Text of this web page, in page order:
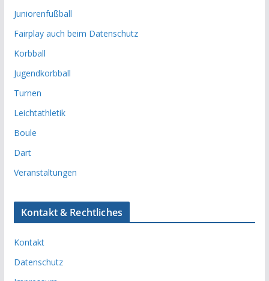
Juniorenfußball
Fairplay auch beim Datenschutz
Korbball
Jugendkorbball
Turnen
Leichtathletik
Boule
Dart
Veranstaltungen
Kontakt & Rechtliches
Kontakt
Datenschutz